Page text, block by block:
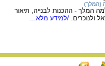
(המלך)
המלך - ההכנות לבנייה, תיאור
ולנוכרים. /למידע מלא...